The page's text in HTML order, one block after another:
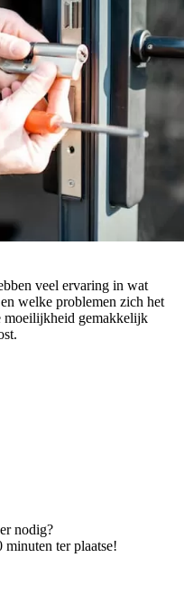
veel ervaring in wat
welke problemen zich het
moeilijkheid gemakkelijk
nodig?
minuten ter plaatse!